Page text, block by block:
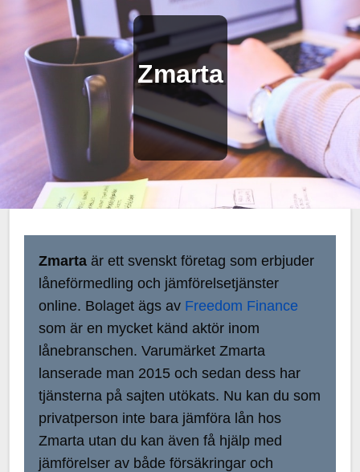
Zmarta
Zmarta är ett svenskt företag som erbjuder
låneförmedling och jämförelsetjänster
online. Bolaget ägs av Freedom Finance
som är en mycket känd aktör inom
lånebranschen. Varumärket Zmarta
lanserade man 2015 och sedan dess har
tjänsterna på sajten utökats. Nu kan du som
privatperson inte bara jämföra lån hos
Zmarta utan du kan även få hjälp med
jämförelser av både försäkringar och